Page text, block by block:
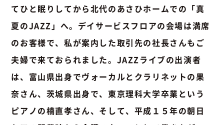
てひと眠りしてから北代のあさひホームでの「真
夏のJAZZ」へ。デイサービスフロアの会場は満席
のお客様で、私が案内した取引先の社長さんもご
夫婦で来ておられました。JAZZライブの出演者
は、富山県出身でヴォーカルとクラリネットの果
奈さん、茨城県出身で、東京理科大学卒業という
ピアノの楠直孝さん、そして、平成１５年の朝日